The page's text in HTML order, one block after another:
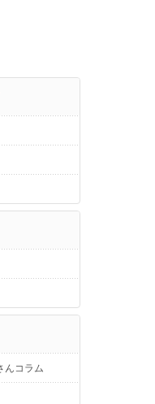
んコラム